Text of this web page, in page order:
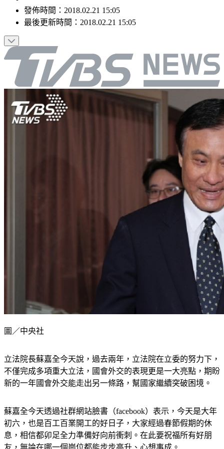
發佈時間： 2018.02.21 15:05
最後更新時間： 2018.02.21 15:05
圖／中央社
立法院長蘇嘉全今天說，過去兩年，立法院在立委的努力下，
不僅完成多項重大立法，國會外交的表現更是一大亮點，期盼
新的一年國會外交能走出另一條路，幫國家繼續突破困境。
蘇嘉全今天透過社群網站臉書（facebook）表示，今天是大年
初六，也是百工百業開工的好日子，大家經過春節假期的休
息，相信都卯足全力準備好向前衝刺。在此要祝福所有好朋